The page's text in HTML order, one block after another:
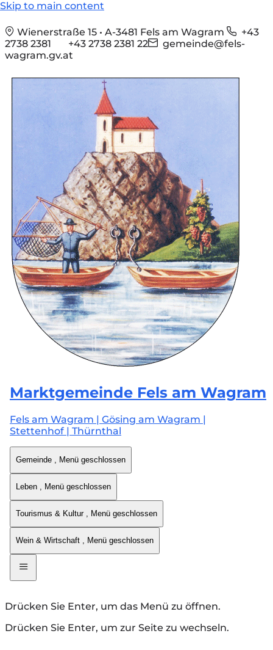
Skip to main content
Wienerstraße 15 • A-3481 Fels am Wagram
+43
2738 2381
+43 2738 2381 22
gemeinde@fels-
wagram.gv.at
Marktgemeinde Fels am Wagram
Fels am Wagram | Gösing am Wagram |
Stettenhof | Thürnthal
Gemeinde , Menü geschlossen
Leben , Menü geschlossen
Tourismus & Kultur , Menü geschlossen
Wein & Wirtschaft , Menü geschlossen
Drücken Sie Enter, um das Menü zu öffnen.
Drücken Sie Enter, um zur Seite zu wechseln.